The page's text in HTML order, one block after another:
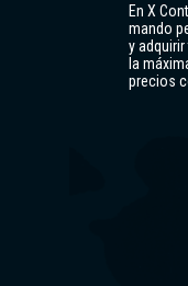
En X
mando
y adquirir
la
precios